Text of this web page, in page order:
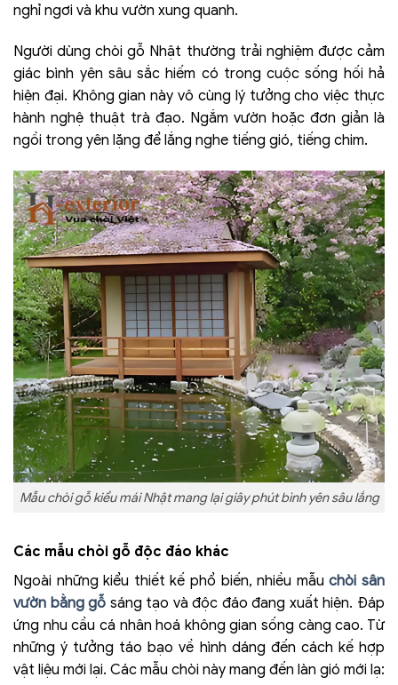
nghỉ ngơi và khu vườn xung quanh.
Người dùng chòi gỗ Nhật thường trải nghiệm được cảm
giác bình yên sâu sắc hiếm có trong cuộc sống hối hả
hiện đại. Không gian này vô cùng lý tưởng cho việc thực
hành nghệ thuật trà đạo. Ngắm vườn hoặc đơn giản là
ngồi trong yên lặng để lắng nghe tiếng gió, tiếng chim.
Mẫu chòi gỗ kiểu mái Nhật mang lại giây phút bình yên sâu lắng
Các mẫu chòi gỗ độc đáo khác
Ngoài những kiểu thiết kế phổ biến, nhiều mẫuchòi sân
vườn bằng gỗ sáng tạo và độc đáo đang xuất hiện. Đáp
ứng nhu cầu cá nhân hoá không gian sống càng cao. Từ
những ý tưởng táo bạo về hình dáng đến cách kế hợp
vật liệu mới lại. Các mẫu chòi này mang đến làn gió mới lạ: